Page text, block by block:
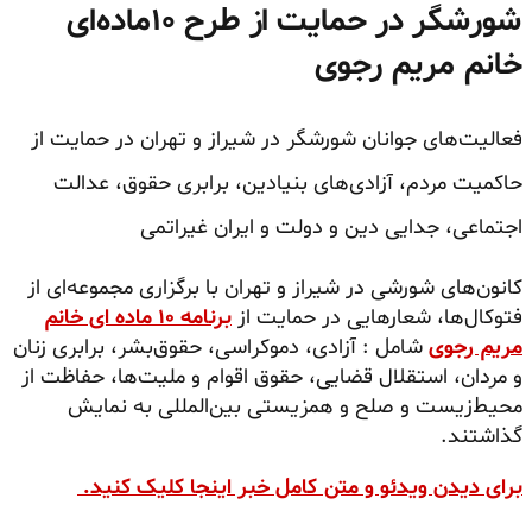
شورشگر در حمایت از طرح ۱۰ماده‌ای
خانم مریم رجوی
فعالیت‌های جوانان شورشگر در شیراز و تهران در حمایت از
حاکمیت مردم، آزادی‌های بنیادین، برابری حقوق، عدالت
اجتماعی، جدایی دین و دولت و ایران غیراتمی
کانون‌های شورشی در شیراز و تهران با برگزاری مجموعه‌ای از
فتوکال‌ها، شعارهایی در حمایت از
برنامه ۱۰ ماده ای خانم
مریم رجوی شامل : آزادی، دموکراسی، حقوق‌بشر، برابری زنان
و مردان، استقلال قضایی، حقوق اقوام و ملیت‌ها، حفاظت از
محیط‌زیست و صلح و همزیستی بین‌المللی به نمایش
گذاشتند.
برای دیدن ویدئو و متن کامل خبر اینجا کلیک کنید.